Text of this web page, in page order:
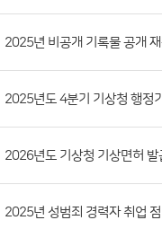
첨
부
일,
조
회
2025년 비공개 기록물 공개
2025년도 4분기 기상청 행정
2026년도 기상청 기상면허 발
2025년 성범죄 경력자 취업